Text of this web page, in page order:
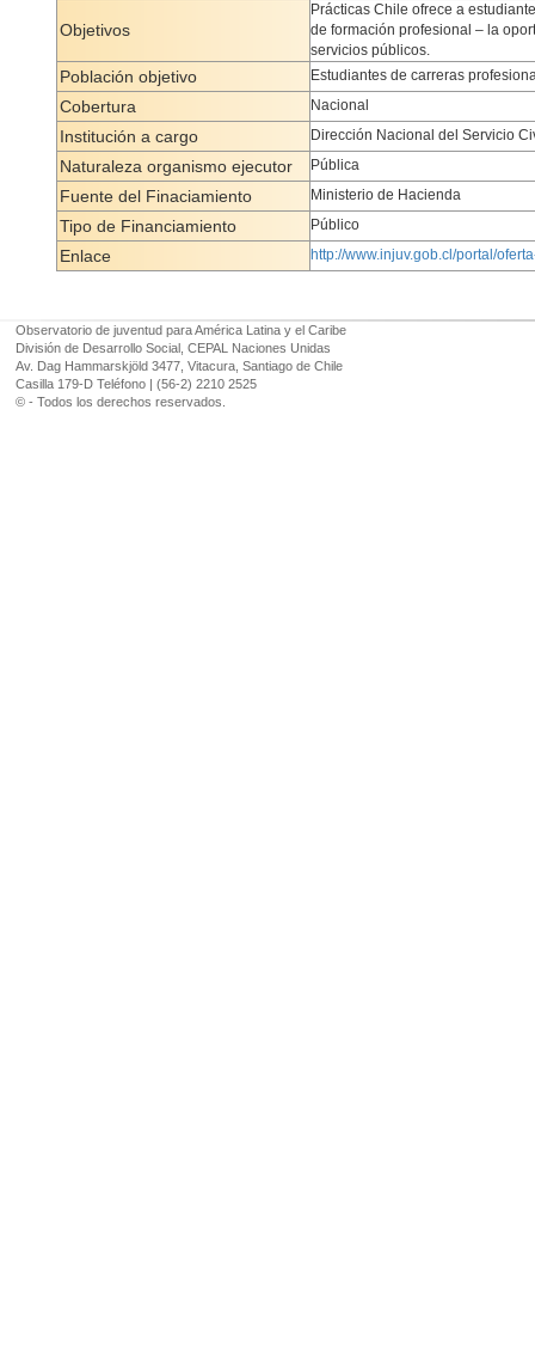
Objetivos
Prácticas Chile ofrece a
de formación profesional – la
servicios públicos.
Población objetivo Estudiantes de carreras
Cobertura Nacional
Institución a cargo Dirección Nacional del Servicio
Naturaleza organismo ejecutor Pública
Fuente del Finaciamiento Ministerio de Hacienda
Tipo de Financiamiento Público
Enlace http://www.injuv.gob.cl/portal/
Observatorio de juventud para América Latina y el Caribe
División de Desarrollo Social, CEPAL Naciones Unidas
Av. Dag Hammarskjöld 3477, Vitacura, Santiago de Chile
Casilla 179-D Teléfono | (56-2) 2210 2525
© - Todos los derechos reservados.